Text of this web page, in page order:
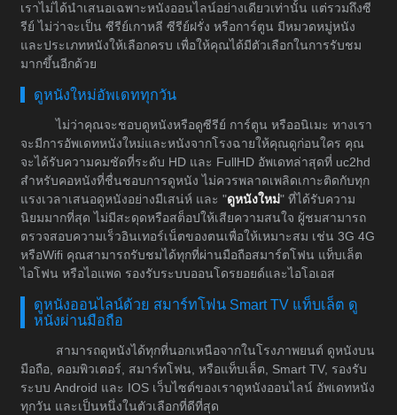
เราไม่ได้นำเสนอเฉพาะหนังออนไลน์อย่างเดียวเท่านั้น แต่รวมถึงซี
รีย์ ไม่ว่าจะเป็น ซีรีย์เกาหลี ซีรีย์ฝรั่ง หรือการ์ตูน มีหมวดหมู่หนัง
และประเภทหนังให้เลือกครบ เพื่อให้คุณได้มีตัวเลือกในการรับชม
มากขึ้นอีกด้วย
ดูหนังใหม่อัพเดททุกวัน
ไม่ว่าคุณจะชอบดูหนังหรือดูซีรีย์ การ์ตูน หรืออนิเมะ ทางเรา
จะมีการอัพเดทหนังใหม่และหนังจากโรงฉายให้คุณดูก่อนใคร คุณ
จะได้รับความคมชัดที่ระดับ HD และ FullHD อัพเดทล่าสุดที่ uc2hd
สำหรับคอหนังที่ชื่นชอบการดูหนัง ไม่ควรพลาดเพลิดเกาะติดกับทุก
แรงเวลาเสนอดูหนังอย่างมีเสน่ห์ และ "ดูหนังใหม่" ที่ได้รับความ
นิยมมากที่สุด ไม่มีสะดุดหรือสต็อปให้เสียความสนใจ ผู้ชมสามารถ
ตรวจสอบความเร็วอินเทอร์เน็ตของตนเพื่อให้เหมาะสม เช่น 3G 4G
หรือWifi คุณสามารถรับชมได้ทุกที่ผ่านมือถือสมาร์ตโฟน แท็บเล็ต
ไอโฟน หรือไอแพด รองรับระบบออนโดรยอยด์และไอโอเอส
ดูหนังออนไลน์ด้วย สมาร์ทโฟน Smart TV แท็บเล็ต ดู
หนังผ่านมือถือ
สามารถดูหนังได้ทุกที่นอกเหนือจากในโรงภาพยนต์ ดูหนังบน
มือถือ, คอมพิวเตอร์, สมาร์ทโฟน, หรือแท็บเล็ต, Smart TV, รองรับ
ระบบ Android และ IOS เว็บไซต์ของเราดูหนังออนไลน์ อัพเดทหนัง
ทุกวัน และเป็นหนึ่งในตัวเลือกที่ดีที่สุด